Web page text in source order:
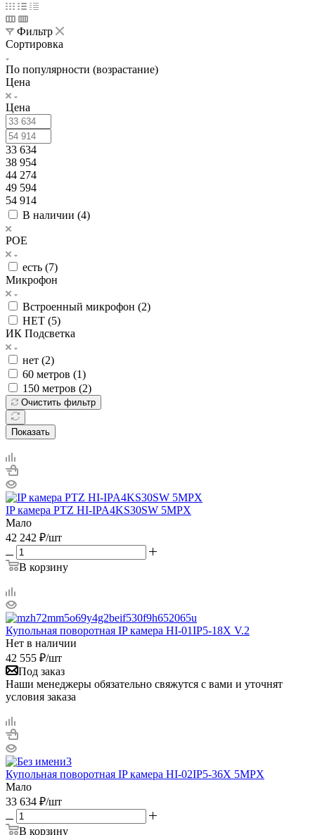
Фильтр
Сортировка
По популярности (возрастание)
Цена
Цена
33 634
38 954
44 274
49 594
54 914
В наличии (4)
POE
есть (7)
Микрофон
Встроенный микрофон (2)
НЕТ (5)
ИК Подсветка
нет (2)
60 метров (1)
150 метров (2)
Очистить фильтр
Показать
IP камера PTZ HI-IPA4KS30SW 5MPX
Мало
42 242 ₽/шт
В корзину
Купольная поворотная IP камера HI-01IP5-18X V.2
Нет в наличии
42 555 ₽/шт
Под заказ
Наши менеджеры обязательно свяжутся с вами и уточнят
условия заказа
Купольная поворотная IP камера HI-02IP5-36X 5MPX
Мало
33 634 ₽/шт
В корзину